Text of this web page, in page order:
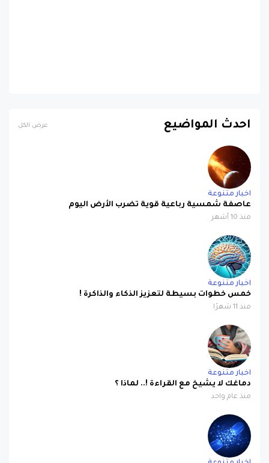
احدث المواضيع عرض الكل
اخبار متنوعة
عاصفة شمسية رباعية قوية تضرب الأرض اليوم
منذ 10 أشهر
اخبار متنوعة
خمس خطوات بسيطة لتعزيز الذكاء والذاكرة !
منذ 11 شهرًا
اخبار متنوعة
دماغك لا يشيخ مع القراءة !.. لماذا ؟
منذ عام واحد